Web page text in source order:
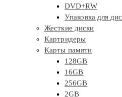
DVD+RW
Упаковка для
Жесткие диски
Картридеры
Карты памяти
128GB
16GB
256GB
2GB